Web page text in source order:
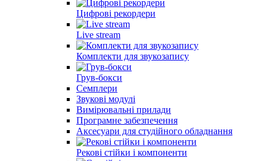
Цифрові рекордери
Live stream
Комплекти для звукозапису
Грув-бокси
Семплери
Звукові модулі
Вимірювальні прилади
Програмне забезпечення
Аксесуари для студійного обладнання
Рекові стійки і компоненти